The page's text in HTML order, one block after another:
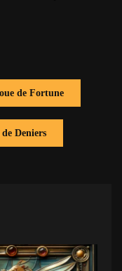
de Fortune
Deniers